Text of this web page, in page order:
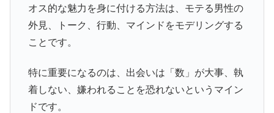
オス的な魅力を身に付ける方法は、モテる男性の
外見、トーク、行動、マインドをモデリングする
ことです。
特に重要になるのは、出会いは「数」が大事、執
着しない、嫌われることを恐れないというマイン
ドです。